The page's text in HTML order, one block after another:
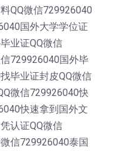
QQ微信729926040
国外大学学位证
业证QQ微信
729926040国外毕
毕业证封皮QQ微信
微信729926040快
快速拿到国外文
认证QQ微信
信729926040泰国